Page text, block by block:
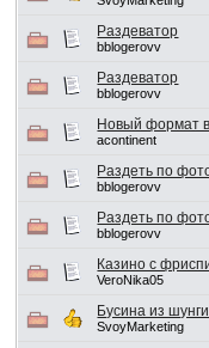
Раздеватор
bblogerovv
Раздеватор
bblogerovv
Новый формат в
acontinent
Раздеть по
bblogerovv
Раздеть по
bblogerovv
Казино с
VeroNika05
Бусина из
SvoyMarketing